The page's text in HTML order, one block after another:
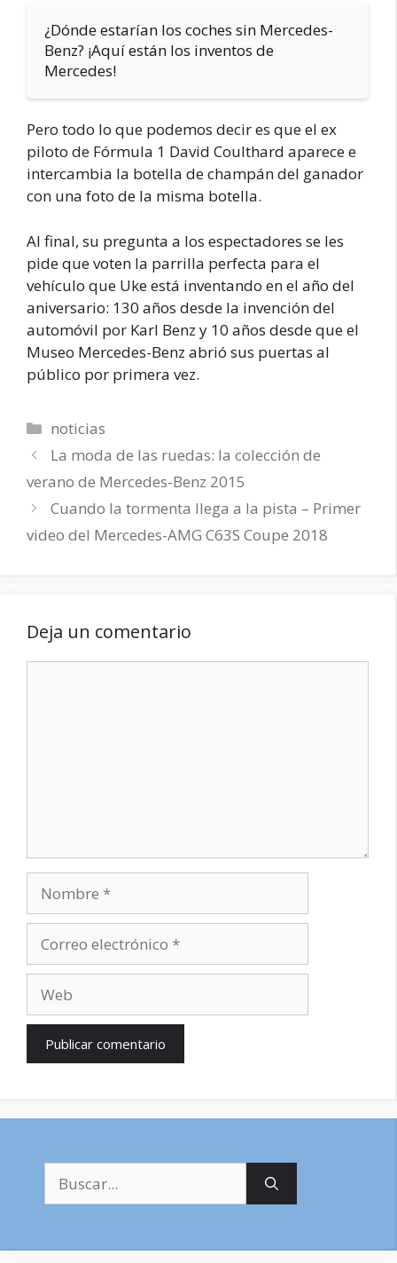
¿Dónde estarían los coches sin Mercedes-
Benz? ¡Aquí están los inventos de
Mercedes!
Pero todo lo que podemos decir es que el ex
piloto de Fórmula 1 David Coulthard aparece e
intercambia la botella de champán del ganador
con una foto de la misma botella.
Al final, su pregunta a los espectadores se les
pide que voten la parrilla perfecta para el
vehículo que Uke está inventando en el año del
aniversario: 130 años desde la invención del
automóvil por Karl Benz y 10 años desde que el
Museo Mercedes-Benz abrió sus puertas al
público por primera vez.
Categorías
noticias
La moda de las ruedas: la colección de
verano de Mercedes-Benz 2015
Cuando la tormenta llega a la pista – Primer
video del Mercedes-AMG C63S Coupe 2018
Deja un comentario
electrónico